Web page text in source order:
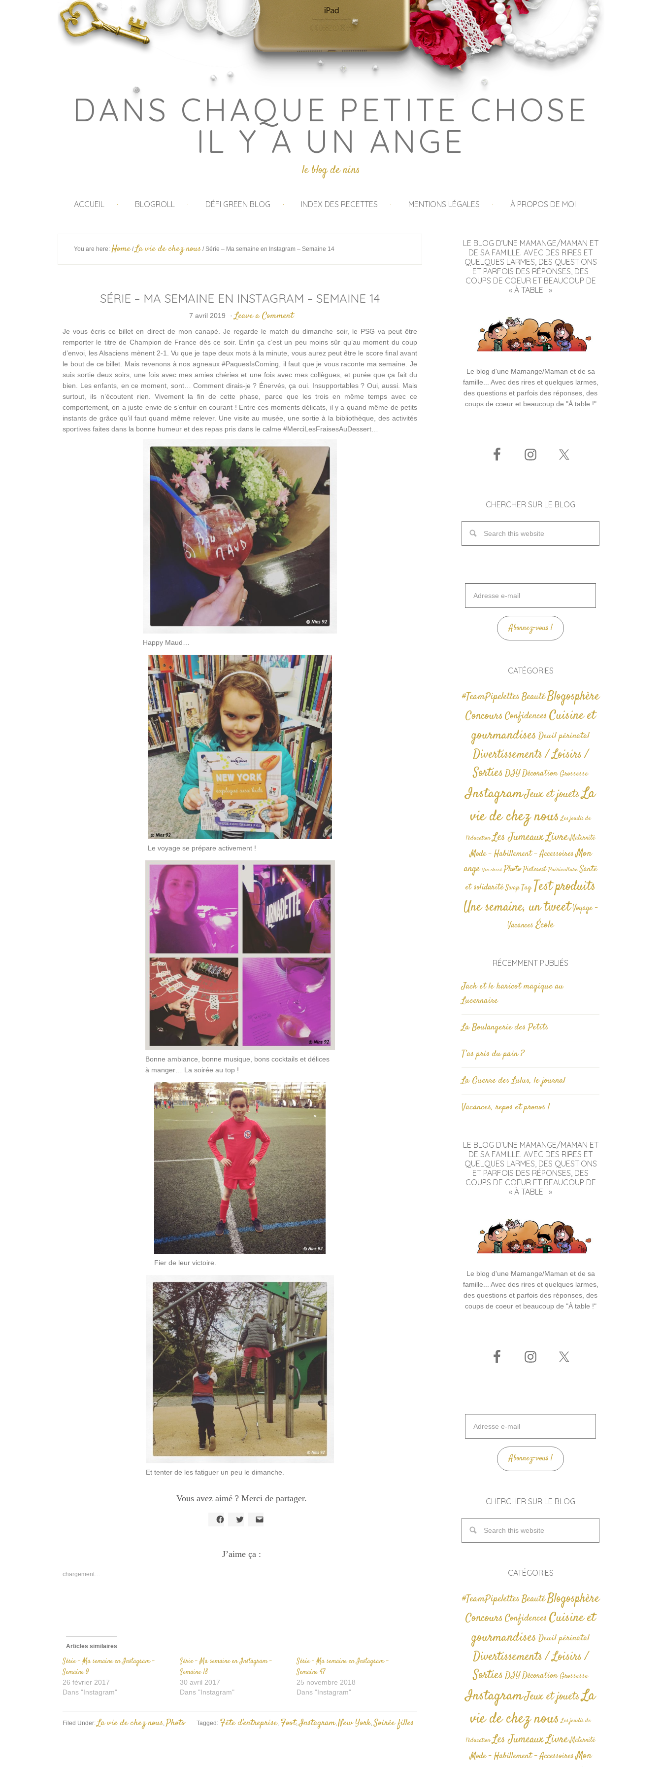
DANS CHAQUE PETITE CHOSE
IL Y A UN ANGE
le blog de nins
ACCUEIL BLOGROLL DÉFI GREEN BLOG INDEX DES RECETTES MENTIONS LÉGALES À PROPOS DE MOI
You are here: Home / La vie de chez nous /Série – Ma semaine en Instagram – Semaine 14
SÉRIE – MA SEMAINE EN INSTAGRAM – SEMAINE 14
7 avril 2019 · Leave a Comment
Je vous écris ce billet en direct de mon canapé. Je regarde le match du dimanche soir, le PSG va peut être
remporter le titre de Champion de France dès ce soir. Enfin ça c’est un peu moins sûr qu’au moment du coup
d’envoi, les Alsaciens mènent 2-1. Vu que je tape deux mots à la minute, vous aurez peut être le score final avant
le bout de ce billet. Mais revenons à nos agneaux #PaquesIsComing, il faut que je vous raconte ma semaine. Je
suis sortie deux soirs, une fois avec mes amies chéries et une fois avec mes collègues, et purée que ça fait du
bien. Les enfants, en ce moment, sont… Comment dirais-je ? Énervés, ça oui. Insupportables ? Oui, aussi. Mais
surtout, ils n’écoutent rien. Vivement la fin de cette phase, parce que les trois en même temps avec ce
comportement, on a juste envie de s’enfuir en courant ! Entre ces moments délicats, il y a quand même de petits
instants de grâce qu’il faut quand même relever. Une visite au musée, une sortie à la bibliothèque, des activités
sportives faites dans la bonne humeur et des repas pris dans le calme #MerciLesFraisesAuDessert…
Happy Maud…
Le voyage se prépare activement !
Bonne ambiance, bonne musique, bons cocktails et délices
à manger… La soirée au top !
Fier de leur victoire.
Et tenter de les fatiguer un peu le dimanche.
Vous avez aimé ? Merci de partager.
Facebook(ouvre
dans
Twitter(ouvre
dans
lien
par
J’aime ça :
chargement…
Articles similaires
Série – Ma semaine en Instagram –
Semaine 9
26 février 2017
Dans "Instagram"
Série – Ma semaine en Instagram –
Semaine 18
30 avril 2017
Dans "Instagram"
Série – Ma semaine en Instagram –
Semaine 47
25 novembre 2018
Dans "Instagram"
Filed Under: La vie de chez nous, Photo Tagged: Fête d'entreprise, Foot,Instagram,New York,Soirée filles
LE BLOG D’UNE MAMANGE/MAMAN ET
DE SA FAMILLE. AVEC DES RIRES ET
QUELQUES LARMES, DES QUESTIONS
ET PARFOIS DES RÉPONSES, DES
COUPS DE COEUR ET BEAUCOUP DE
« À TABLE ! »
Le blog d'une Mamange/Maman et de sa
famille... Avec des rires et quelques larmes,
des questions et parfois des réponses, des
coups de coeur et beaucoup de "À table !"
CHERCHER SUR LE BLOG
mail
Abonnez-vous !
CATÉGORIES
#TeamPipelettesBeautéBlogosphère
ConcoursConfidences Cuisine et
gourmandises Deuil périnatal
Divertissements / Loisirs /
SortiesDIYDécoration Grossesse
InstagramJeux et jouetsLa
vie de chez nous Les jeudis de
l'éducation Les JumeauxLivre Maternité
Mode - Habillement - AccessoiresMon
ange Non classé Photo Pinterest Puériculture Santé
et solidarité Swap TagTest produits
Une semaine, un tweetVoyage -
Vacances École
RÉCEMMENT PUBLIÉS
Jack et le haricot magique au
Lucernaire
La Boulangerie des Petits
T’as pris du pain ?
La Guerre des Lulus, le journal
Vacances, repos et pronos !
LE BLOG D’UNE MAMANGE/MAMAN ET
DE SA FAMILLE. AVEC DES RIRES ET
QUELQUES LARMES, DES QUESTIONS
ET PARFOIS DES RÉPONSES, DES
COUPS DE COEUR ET BEAUCOUP DE
« À TABLE ! »
Le blog d'une Mamange/Maman et de sa
famille... Avec des rires et quelques larmes,
des questions et parfois des réponses, des
coups de coeur et beaucoup de "À table !"
mail
Abonnez-vous !
CHERCHER SUR LE BLOG
CATÉGORIES
#TeamPipelettesBeautéBlogosphère
ConcoursConfidences Cuisine et
gourmandises Deuil périnatal
Divertissements / Loisirs /
SortiesDIYDécoration Grossesse
InstagramJeux et jouetsLa
vie de chez nous Les jeudis de
l'éducation Les JumeauxLivre Maternité
Mode - Habillement - AccessoiresMon